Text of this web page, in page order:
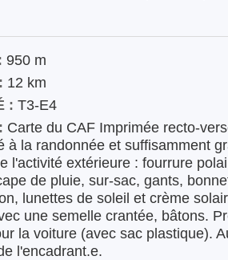
950 m
12 km
: T3-E4
Carte du CAF Imprimée recto-
à la randonnée et suffisamment
l'activité extérieure : fourrure
de pluie, sur-sac, gants,
lunettes de soleil et crème
une semelle crantée, bâtons.
la voiture (avec sac plastique).
l'encadrant.e.